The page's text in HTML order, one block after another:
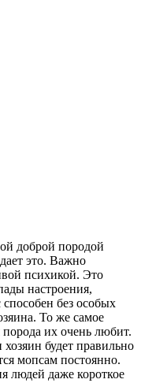
доброй породой
это. Важно
психикой. Это
настроения,
без особых
То же самое
их очень любит.
хозяин будет правильно
мопсам постоянно.
людей даже короткое